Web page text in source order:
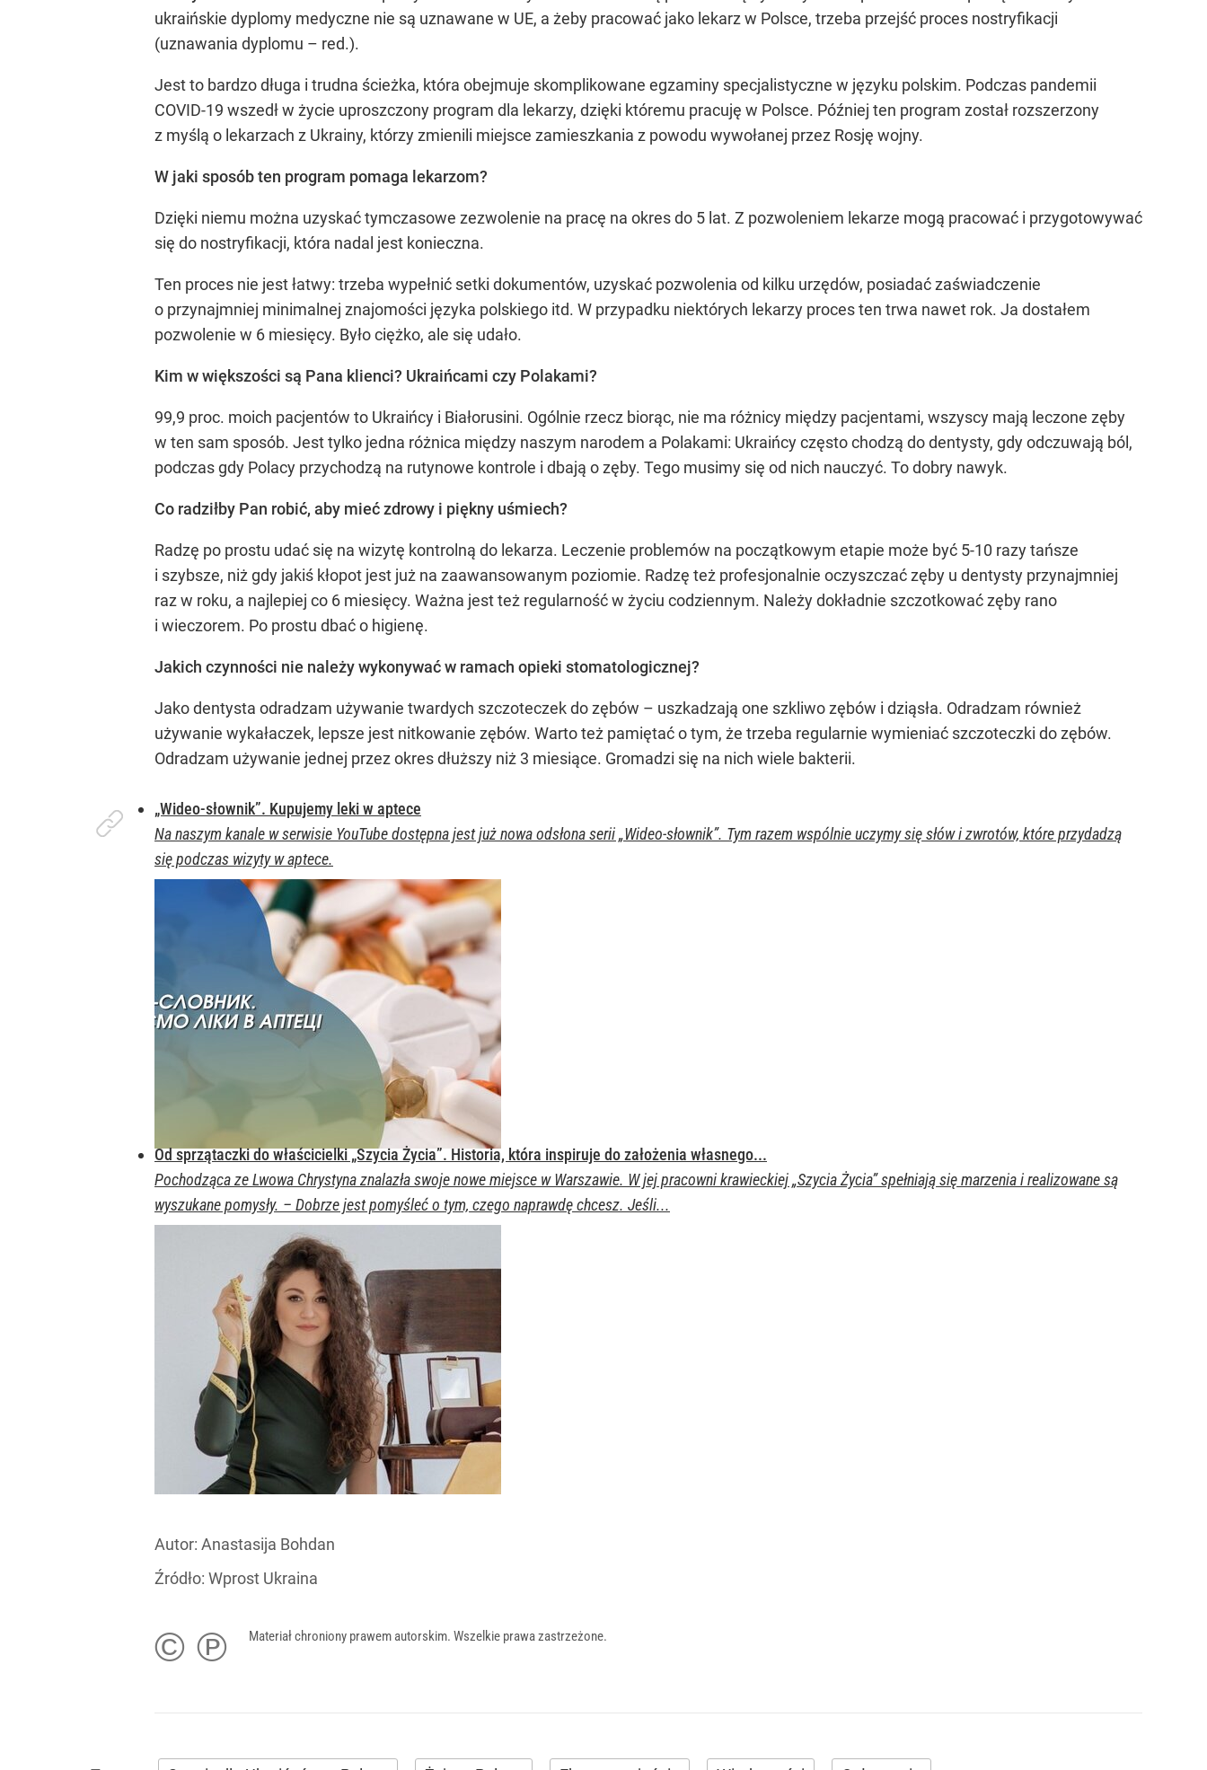
ukraińskie dyplomy medyczne nie są uznawane w UE, a żeby pracować jako lekarz w Polsce, trzeba przejść proces nostryfikacji
(uznawania dyplomu – red.).
Jest to bardzo długa i trudna ścieżka, która obejmuje skomplikowane egzaminy specjalistyczne w języku polskim. Podczas pandemii
COVID-19 wszedł w życie uproszczony program dla lekarzy, dzięki któremu pracuję w Polsce. Później ten program został rozszerzony
z myślą o lekarzach z Ukrainy, którzy zmienili miejsce zamieszkania z powodu wywołanej przez Rosję wojny.
W jaki sposób ten program pomaga lekarzom?
Dzięki niemu można uzyskać tymczasowe zezwolenie na pracę na okres do 5 lat. Z pozwoleniem lekarze mogą pracować i przygotowywać
się do nostryfikacji, która nadal jest konieczna.
Ten proces nie jest łatwy: trzeba wypełnić setki dokumentów, uzyskać pozwolenia od kilku urzędów, posiadać zaświadczenie
o przynajmniej minimalnej znajomości języka polskiego itd. W przypadku niektórych lekarzy proces ten trwa nawet rok. Ja dostałem
pozwolenie w 6 miesięcy. Było ciężko, ale się udało.
Kim w większości są Pana klienci? Ukraińcami czy Polakami?
99,9 proc. moich pacjentów to Ukraińcy i Białorusini. Ogólnie rzecz biorąc, nie ma różnicy między pacjentami, wszyscy mają leczone zęby
w ten sam sposób. Jest tylko jedna różnica między naszym narodem a Polakami: Ukraińcy często chodzą do dentysty, gdy odczuwają ból,
podczas gdy Polacy przychodzą na rutynowe kontrole i dbają o zęby. Tego musimy się od nich nauczyć. To dobry nawyk.
Co radziłby Pan robić, aby mieć zdrowy i piękny uśmiech?
Radzę po prostu udać się na wizytę kontrolną do lekarza. Leczenie problemów na początkowym etapie może być 5-10 razy tańsze
i szybsze, niż gdy jakiś kłopot jest już na zaawansowanym poziomie. Radzę też profesjonalnie oczyszczać zęby u dentysty przynajmniej
raz w roku, a najlepiej co 6 miesięcy. Ważna jest też regularność w życiu codziennym. Należy dokładnie szczotkować zęby rano
i wieczorem. Po prostu dbać o higienę.
Jakich czynności nie należy wykonywać w ramach opieki stomatologicznej?
Jako dentysta odradzam używanie twardych szczoteczek do zębów – uszkadzają one szkliwo zębów i dziąsła. Odradzam również
używanie wykałaczek, lepsze jest nitkowanie zębów. Warto też pamiętać o tym, że trzeba regularnie wymieniać szczoteczki do zębów.
Odradzam używanie jednej przez okres dłuższy niż 3 miesiące. Gromadzi się na nich wiele bakterii.
„Wideo-słownik”. Kupujemy leki w aptece
Na naszym kanale w serwisie YouTube dostępna jest już nowa odsłona serii „Wideo-słownik”. Tym razem wspólnie uczymy się słów i zwrotów, które przydadzą
się podczas wizyty w aptece.
Od sprzątaczki do właścicielki „Szycia Życia”. Historia, która inspiruje do założenia własnego...
Pochodząca ze Lwowa Chrystyna znalazła swoje nowe miejsce w Warszawie. W jej pracowni krawieckiej „Szycia Życia” spełniają się marzenia i realizowane są
wyszukane pomysły. – Dobrze jest pomyśleć o tym, czego naprawdę chcesz. Jeśli...
Autor: Anastasija Bohdan
Źródło: Wprost Ukraina
© ℗ Materiał chroniony prawem autorskim. Wszelkie prawa zastrzeżone.